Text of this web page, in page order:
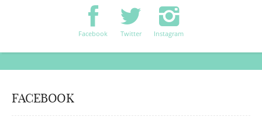
Facebook Twitter Instagram
FACEBOOK